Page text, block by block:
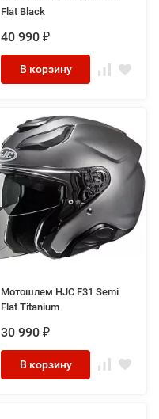
Flat Black
40 990 ₽
В корзину
Мотошлем HJC F31 Semi
Flat Titanium
30 990 ₽
В корзину